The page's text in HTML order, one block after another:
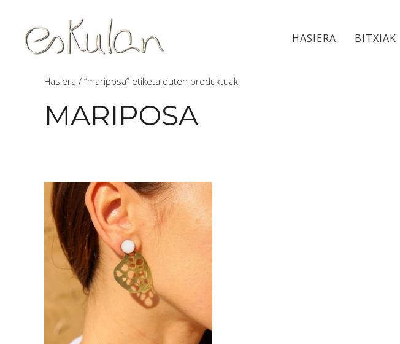
HASIERA BITXIAK
Hasiera / “mariposa” etiketa duten produktuak
MARIPOSA